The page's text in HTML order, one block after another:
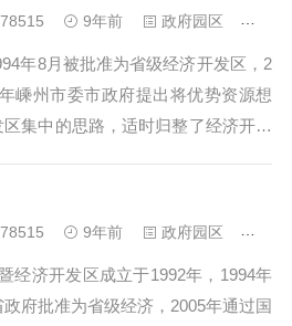
科技城是上海市张江高新技术产业开
上...
9年前 政府园区
年8月被批准为省级经济开发区，2
嵊州市委市政府提出将优势资源想
区集中的思路，适时归整了经济开发
动、集中开...
9年前 政府园区
经济开发区成立于1992年，1994年
政府批准为省级经济，2005年通过国